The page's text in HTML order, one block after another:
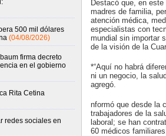
500 mil dólares
(04/08/2026)
firma decreto
en el gobierno
Rita Cetina
redes sociales en
Destacó que, en
madres de familia,
atención médica,
especialistas con
mundial sin importar
de la visión de la
*“Aquí no habrá
ni un negocio, la
agregó.
nformó que desde la
trabajadores de la
laboral; se han
60 médicos